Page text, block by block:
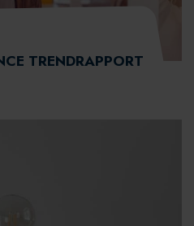
TRENDRAPPORT